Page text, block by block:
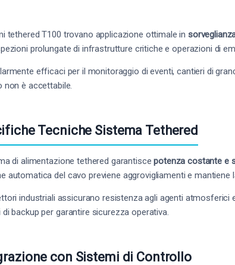
tethered T100 trovano applicazione ottimale in
prolungate di infrastrutture critiche e operazioni di
efficaci per il monitoraggio di eventi, cantieri di
non è accettabile.
Tecniche Sistema Tethered
di alimentazione tethered garantiscepotenza costante e
automatica del cavo previene aggrovigliamenti e
industriali assicurano resistenza agli agenti
backup per garantire sicurezza operativa.
con Sistemi di Controllo